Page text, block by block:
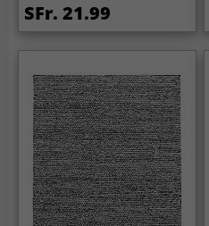
SFr. 21.99